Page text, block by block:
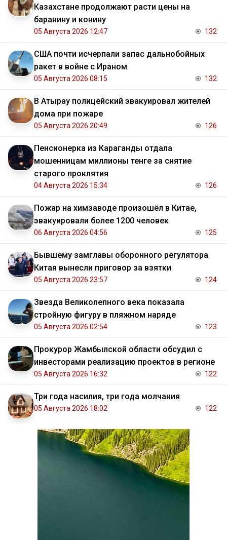
Казахстане продолжают расти цены на
баранину и конину
05 Августа 2026 12:47 132
США почти исчерпали запас дальнобойных
ракет в войне с Ираном
05 Августа 2026 08:15 132
В Атырау полицейский эвакуировал жителей
дома при пожаре
05 Августа 2026 20:49 126
Пенсионерка из Караганды отдала
мошенницам миллионы тенге за снятие
старого проклятия
04 Августа 2026 15:34 126
Пожар на химзаводе произошёл в Китае,
эвакуировали более 1200 человек
06 Августа 2026 04:56 125
Бывшему замглавы оборонного регулятора
Китая вынесли приговор за взятки
05 Августа 2026 23:57 124
Звезда Великолепного века показала
стройную фигуру в пляжном наряде
05 Августа 2026 02:54 123
Прокурор Жамбылской области обсудил с
инвесторами реализацию проектов в регионе
05 Августа 2026 16:32 122
Три года насилия, три года молчания
05 Августа 2026 18:02 122